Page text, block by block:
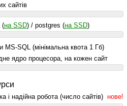
сайтів
(на SSD) / postgres (на SSD)
MS-SQL (мінімальна квота 1 Гб)
ядро процесора, на кожен сайт
і надійна робота (число сайтів) нове!